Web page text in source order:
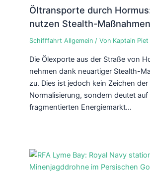
Öltransporte durch
nutzen Stealth-Maßnahmen
Schifffahrt Allgemein/ Von Kaptain Piet
Die Ölexporte aus der Straße von
nehmen dank neuartiger Stealth-
zu. Dies ist jedoch kein Zeichen der
Normalisierung, sondern deutet auf
fragmentierten Energiemarkt…